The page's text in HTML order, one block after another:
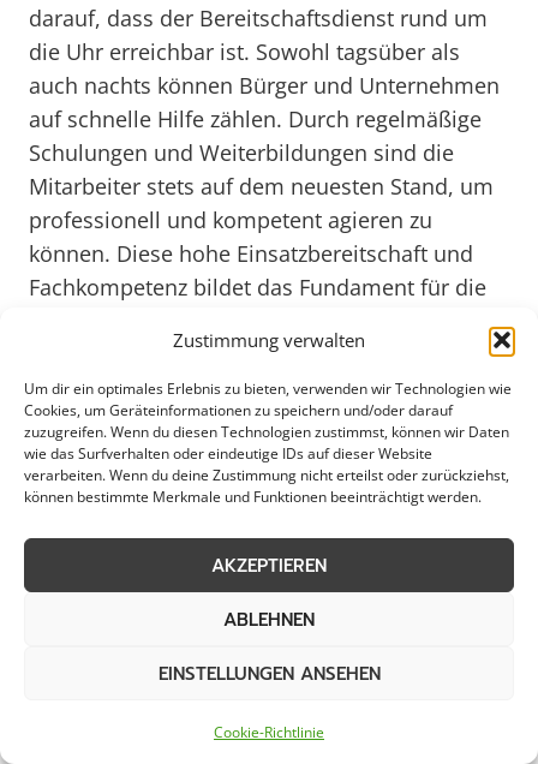
Zustimmung verwalten
Um dir ein optimales Erlebnis zu bieten, verwenden wir Technologien wie
Cookies, um Geräteinformationen zu speichern und/oder darauf
zuzugreifen. Wenn du diesen Technologien zustimmst, können wir Daten
wie das Surfverhalten oder eindeutige IDs auf dieser Website
verarbeiten. Wenn du deine Zustimmung nicht erteilst oder zurückziehst,
können bestimmte Merkmale und Funktionen beeinträchtigt werden.
AKZEPTIEREN
ABLEHNEN
EINSTELLUNGEN ANSEHEN
Cookie-Richtlinie
darauf, dass der Bereitschaftsdienst rund um
die Uhr erreichbar ist. Sowohl tagsüber als
auch nachts können Bürger und Unternehmen
auf schnelle Hilfe zählen. Durch regelmäßige
Schulungen und Weiterbildungen sind die
Mitarbeiter stets auf dem neuesten Stand, um
professionell und kompetent agieren zu
können. Diese hohe Einsatzbereitschaft und
Fachkompetenz bildet das Fundament für die
Geschäftsleute in Wiefelstede.
Ein gut funktionierender Bereitschaftsdienst ist
das Rückgrat einer jeden Gemeinde. In
Wiefelstede wird dieser Service mit großer
gelebt. Durch die enge Zusammenarbeit mit
anderen lokalen Institutionen und einem
klaren Fokus auf die Bedürfnisse der Bürger,
wird eine optimale Versorgung gewährleistet.
und Anpassungen geplant, um den